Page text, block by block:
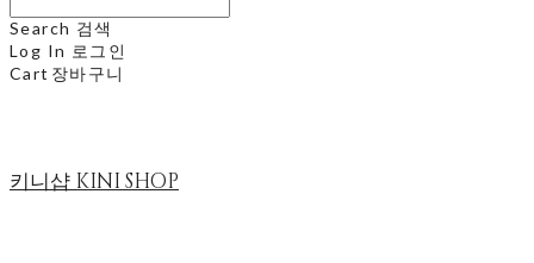
Search 검색
Log In 로그인
Cart 장바구니
키니샵 KINI SHOP